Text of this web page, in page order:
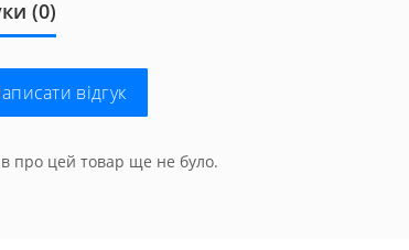
(0)
відгук
про цей товар ще не було.